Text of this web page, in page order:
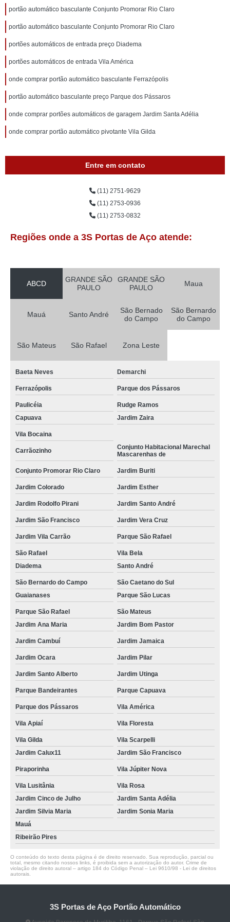
portão automático basculante Conjunto Promorar Rio Claro
portão automático basculante Conjunto Promorar Rio Claro
portões automáticos de entrada preço Diadema
portões automáticos de entrada Vila América
onde comprar portão automático basculante Ferrazópolis
portão automático basculante preço Parque dos Pássaros
onde comprar portões automáticos de garagem Jardim Santa Adélia
onde comprar portão automático pivotante Vila Gilda
Entre em contato
(11) 2751-9629
(11) 2753-0936
(11) 2753-0832
Regiões onde a 3S Portas de Aço atende:
ABCD
GRANDE SÃO
PAULO
GRANDE SÃO
PAULO
Maua
Mauá Santo André
São Bernado
do Campo
São Bernardo
do Campo
São Mateus São Rafael Zona Leste
Baeta Neves Demarchi
Ferrazópolis Parque dos Pássaros
Paulicéia
Rudge Ramos
Capuava
Jardim Zaira
Vila Bocaina
Carrãozinho
Conjunto Habitacional Marechal
Mascarenhas de
Conjunto Promorar Rio Claro Jardim Buriti
Jardim Colorado Jardim Esther
Jardim Rodolfo Pirani Jardim Santo André
Jardim São Francisco Jardim Vera Cruz
Jardim Vila Carrão Parque São Rafael
São Rafael
Vila Bela
Diadema
Santo André
São Bernardo do Campo
São Caetano do Sul
Guaianases
Parque São Lucas
Parque São Rafael
São Mateus
Jardim Ana Maria
Jardim Bom Pastor
Jardim Cambuí Jardim Jamaica
Jardim Ocara Jardim Pilar
Jardim Santo Alberto Jardim Utinga
Parque Bandeirantes Parque Capuava
Parque dos Pássaros Vila América
Vila Apiaí Vila Floresta
Vila Gilda
Vila Scarpelli
Jardim Calux11
Jardim São Francisco
Piraporinha Vila Júpiter Nova
Vila Lusitânia
Vila Rosa
Jardim Cinco de Julho
Jardim Santa Adélia
Jardim Silvia Maria
Jardim Sonia Maria
Mauá
Ribeirão Pires
O conteúdo do texto desta página é de direito reservado. Sua reprodução, parcial ou
total, mesmo citando nossos links, é proibida sem a autorização do autor. Crime de
violação de direito autoral – artigo 184 do Código Penal – Lei 9610/98 - Lei de direitos
autorais
3S Portas de Aço Portão Automático